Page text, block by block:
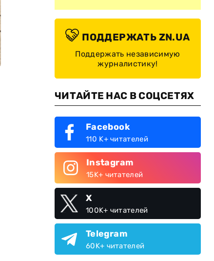
ПОДДЕРЖАТЬ ZN.UA
Поддержать независимую
журналистику!
ЧИТАЙТЕ НАС В СОЦСЕТЯХ
Facebook
110 K+ читателей
Instagram
15K+ читателей
X
100K+ читателей
Telegram
60K+ читателей